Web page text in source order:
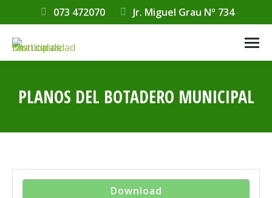
073 472070 Jr. Miguel Grau Nº 734
PLANOS DEL BOTADERO MUNICIPAL
Download